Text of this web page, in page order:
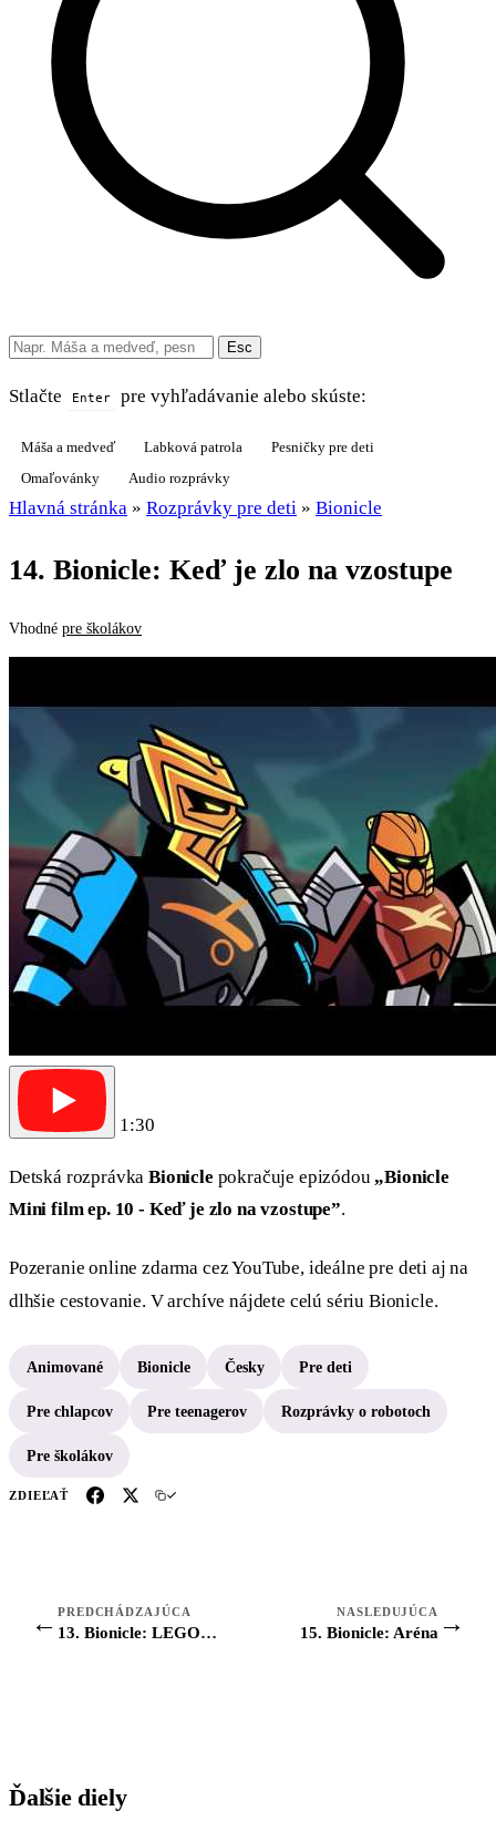
Esc
Stlačte Enter pre vyhľadávanie alebo skúste:
Máša a medveď Labková patrola
Pesničky pre deti
Omaľovánky
Audio rozprávky
Hlavná stránka » Rozprávky pre deti » Bionicle
14. Bionicle: Keď je zlo na vzostupe
Vhodné pre školákov
1:30
Detská rozprávkaBionicle pokračuje epizódou „Bionicle
Mini film ep. 10 - Keď je zlo na vzostupe”.
Pozeranie online zdarma cez YouTube, ideálne pre deti aj na
dlhšie cestovanie. V archíve nájdete celú sériu Bionicle.
Animované Bionicle Česky Pre deti
Pre chlapcov Pre teenagerov Rozprávky o robotoch
Pre školákov
ZDIEĽAŤ
← PREDCHÁDZAJÚCA
13. Bionicle: LEGO BIONICLE - Prolog: Legenda začiná
NASLEDUJÚCA
15. Bionicle: Aréna →
Ďalšie diely